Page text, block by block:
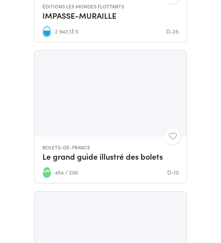
ÉDITIONS LES MONDES FLOTTANTS
IMPASSE-MURAILLE
2 947,13 $ D-25
BOLETS-DE-FRANCE
Le grand guide illustré des bolets
454 / 200 D-10